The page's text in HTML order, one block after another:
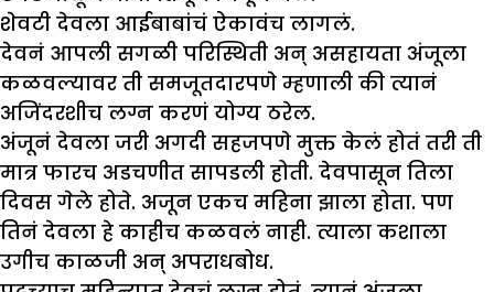
शेवटी देवला आईबाबांचं ऐकावंच लागलं.
देवनं आपली सगळी परिस्थिती अन् असहायता अंजूला
कळवल्यावर ती समजूतदारपणे म्हणाली की त्यानं
अजिंदरशीच लग्न करणं योग्य ठरेल.
अंजूनं देवला जरी अगदी सहजपणे मुक्त केलं होतं तरी ती
मात्र फारच अडचणीत सापडली होती. देवपासून तिला
दिवस गेले होते. अजून एकच महिना झाला होता. पण
तिनं देवला हे काहीच कळवलं नाही. त्याला कशाला
उगीच काळजी अन् अपराधबोध.